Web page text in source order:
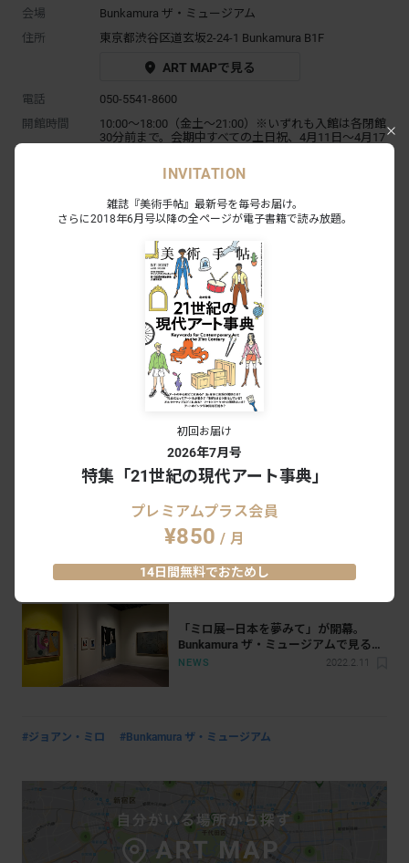
会場
Bunkamura ザ・ミュージアム
住所
東京都渋谷区道玄坂2-24-1 Bunkamura B1F
ART MAPで見る
電話
050-5541-8600
開館時間
10:00～18:00（金土〜21:00）※いずれも入館は各閉館
30分前まで。会期中すべての土日祝、4月11日～4月17
時予約」が必要。予約受付など詳細は展覧会サイトを
2月15日、3月22日
一般 1800円 / 大学・高校生 1000円 / 小中学生 700円 /
未就学児無料
渋谷駅徒歩7分
https://www.bunkamura.co.jp/museum/exhibition/22_
あわせて読みたい
「ミロ展―日本を夢みて」が開幕。
Bunkamura ザ・ミュージアムで見るミ
ロと日本の絆
NEWS 2022.2.11
#ジョアン・ミロ #Bunkamura ザ・ミュージアム
INVITATION
雑誌『美術手帖』最新号を毎号お届け。
さらに2018年6月号以降の全ページが電子書籍で読み放題。
初回お届け
2026年7月号
特集「21世紀の現代アート事典」
プレミアムプラス会員
¥850 / 月
14日間無料でおためし